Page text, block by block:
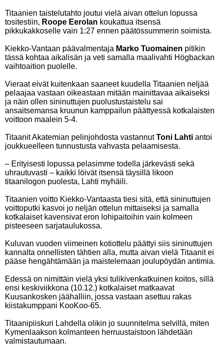
Titaanien taistelutahto joutui vielä aivan ottelun lopussa
tositestiin, Roope Eerolan koukattua itsensä
pikkukakkoselle vain 1:27 ennen päätössummerin soimista.
Kiekko-Vantaan päävalmentaja Marko Tuomainen pitikin
tässä kohtaa aikalisän ja veti samalla maalivahti Högbackan
vaihtoaition puolelle.
Vieraat eivät kuitenkaan saaneet kuudella Titaanien neljää
pelaajaa vastaan oikeastaan mitään mainittavaa aikaiseksi
ja näin ollen sininuttujen puolustustaistelu sai
ansaitsemansa kruunun kamppailun päättyessä kotkalaisten
voittoon maalein 5-4.
Titaanit Akatemian pelinjohdosta vastannutToni Lahti antoi
joukkueelleen tunnustusta vahvasta pelaamisesta.
– Erityisesti lopussa pelasimme todella järkevästi sekä
uhrautuvasti – kaikki löivät itsensä täysillä likoon
titaanilogon puolesta, Lahti myhäili.
Titaanien voitto Kiekko-Vantaasta tiesi sitä, että sininuttujen
voittoputki kasvoi jo neljän ottelun mittaiseksi ja samalla
kotkalaiset kavensivat eron lohipaitoihin vain kolmeen
pisteeseen sarjataulukossa.
Kuluvan vuoden viimeinen kotiottelu päättyi siis sininuttujen
kannalta onnellisten tähtien alla, mutta aivan vielä Titaanit ei
pääse hengähtämään ja maistelemaan joulupöydän antimia.
Edessä on nimittäin vielä yksi tulikivenkatkuinen koitos, sillä
ensi keskiviikkona (10.12.) kotkalaiset matkaavat
Kuusankosken jäähalliin, jossa vastaan asettuu rakas
kiistakumppani KooKoo-65.
Titaanipiiskuri Lahdella olikin jo suunnitelma selvillä, miten
Kymenlaakson kolmanteen herruustaistoon lähdetään
valmistautumaan.